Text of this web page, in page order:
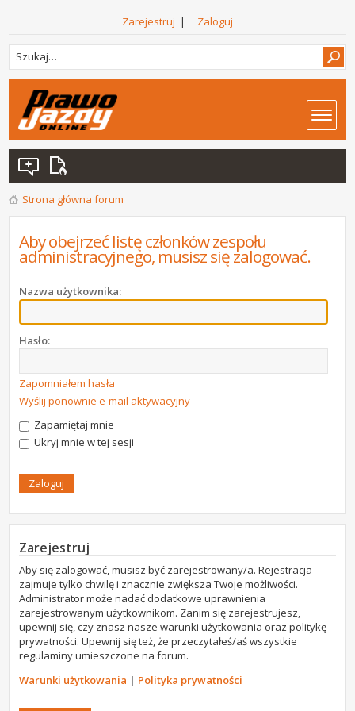
Zarejestruj | Zaloguj
Strona główna forum
Aby obejrzeć listę członków zespołu
administracyjnego, musisz się zalogować.
Nazwa użytkownika:
Hasło:
Zapomniałem hasła
Wyślij ponownie e-mail aktywacyjny
Zapamiętaj mnie
Ukryj mnie w tej sesji
Zarejestruj
Aby się zalogować, musisz być zarejestrowany/a. Rejestracja
zajmuje tylko chwilę i znacznie zwiększa Twoje możliwości.
Administrator może nadać dodatkowe uprawnienia
zarejestrowanym użytkownikom. Zanim się zarejestrujesz,
upewnij się, czy znasz nasze warunki użytkowania oraz politykę
prywatności. Upewnij się też, że przeczytałeś/aś wszystkie
regulaminy umieszczone na forum.
Warunki użytkowania | Polityka prywatności